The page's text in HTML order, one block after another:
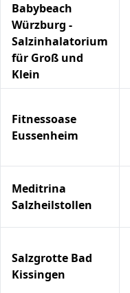
Babybeach
Würzburg -
Salzinhalatorium
für Groß und
Klein
Fitnessoase
Eussenheim
Meditrina
Salzheilstollen
Salzgrotte Bad
Kissingen